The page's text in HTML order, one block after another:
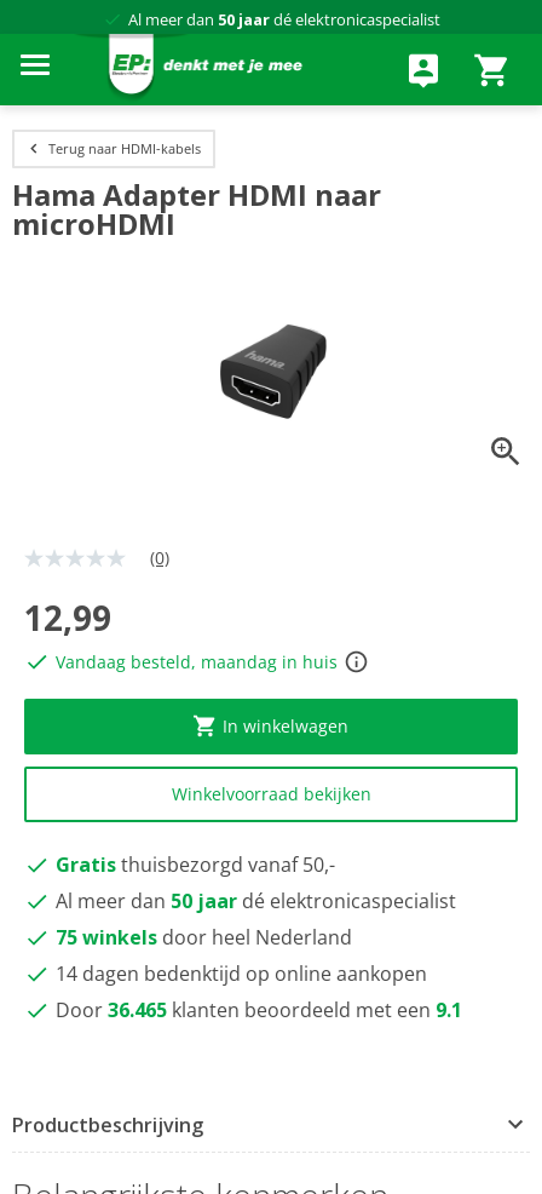
75 winkels
Achteraf betalen via Klarna
Terug naar HDMI-kabels
Hama Adapter HDMI naar
microHDMI
Geen
Dezelfde
paginalink.
(0)
12,99
Vandaag besteld, maandag in huis
In winkelwagen
Winkelvoorraad bekijken
Gratisthuisbezorgd vanaf 50,-
Al meer dan 50 jaar dé elektronicaspecialist
75 winkels door heel Nederland
14 dagen bedenktijd op online aankopen
Door36.465 klanten beoordeeld met een 9.1
Productbeschrijving